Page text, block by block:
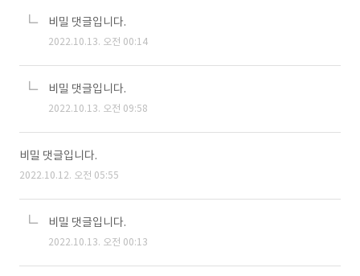
비밀 댓글입니다.
2022.10.13. 오전 00:14
비밀 댓글입니다.
2022.10.13. 오전 09:58
비밀 댓글입니다.
2022.10.12. 오전 05:55
비밀 댓글입니다.
2022.10.13. 오전 00:13